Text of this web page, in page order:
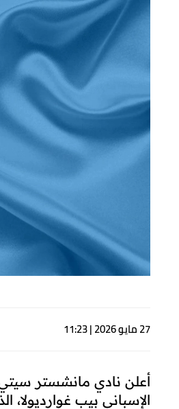
27 مايو 2026 | 11:23
أعلن نادي مانشستر
الإسباني بيب